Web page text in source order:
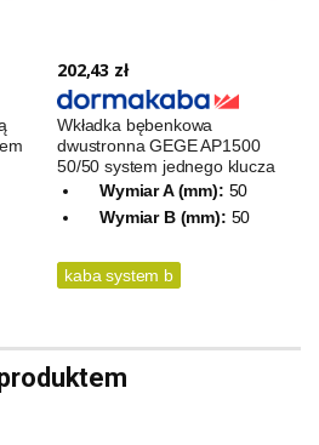
202,43 zł
Wkładka bębenkowa
dwustronna GEGE AP1500
50/50 system jednego klucza
Wymiar A (mm): 50
Wymiar B (mm): 50
kaba system b